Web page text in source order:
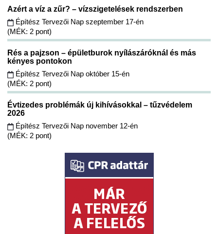
Azért a víz a zűr? – vízszigetelések rendszerben
Építész Tervezői Nap szeptember 17-én
(MÉK: 2 pont)
Rés a pajzson – épületburok nyílászáróknál és más
kényes pontokon
Építész Tervezői Nap október 15-én
(MÉK: 2 pont)
Évtizedes problémák új kihívásokkal – tűzvédelem
2026
Építész Tervezői Nap november 12-én
(MÉK: 2 pont)